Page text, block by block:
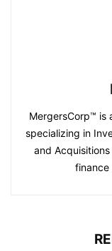
MergersCorp™ is
specializing in
and
finance